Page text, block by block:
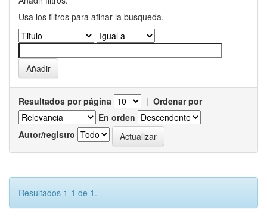
Usa los filtros para afinar la busqueda.
Resultados por página | Ordenar por
En orden
Autor/registro
Resultados 1-1 de 1.